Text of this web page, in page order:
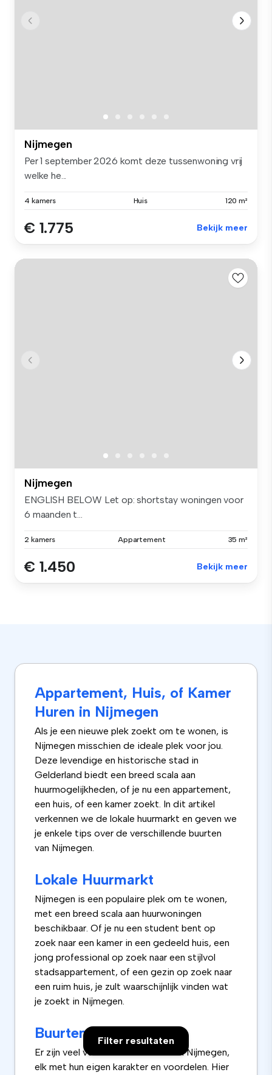
Filter resultaten
Nijmegen
Per 1 september 2026 komt deze tussenwoning vrij
welke he...
4 kamers Huis 120 m²
€ 1.775 Bekijk meer
Nijmegen
ENGLISH BELOW Let op: shortstay woningen voor
6 maanden t...
2 kamers Appartement 35 m²
€ 1.450 Bekijk meer
Appartement, Huis, of Kamer
Huren in Nijmegen
Als je een nieuwe plek zoekt om te wonen, is
Nijmegen misschien de ideale plek voor jou.
Deze levendige en historische stad in
Gelderland biedt een breed scala aan
huurmogelijkheden, of je nu een appartement,
een huis, of een kamer zoekt. In dit artikel
verkennen we de lokale huurmarkt en geven we
je enkele tips over de verschillende buurten
van Nijmegen.
Lokale Huurmarkt
Nijmegen is een populaire plek om te wonen,
met een breed scala aan huurwoningen
beschikbaar. Of je nu een student bent op
zoek naar een kamer in een gedeeld huis, een
jong professional op zoek naar een stijlvol
stadsappartement, of een gezin op zoek naar
een ruim huis, je zult waarschijnlijk vinden wat
je zoekt in Nijmegen.
Buurten in Nijmegen
Er zijn veel verschillende buurten in Nijmegen,
elk met hun eigen karakter en voordelen. Hier